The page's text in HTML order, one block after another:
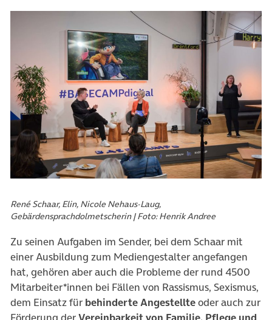
René Schaar, Elin, Nicole Nehaus-Laug,
Gebärdensprachdolmetscherin | Foto: Henrik Andree
Zu seinen Aufgaben im Sender, bei dem Schaar mit
einer Ausbildung zum Mediengestalter angefangen
hat, gehören aber auch die Probleme der rund 4500
Mitarbeiter*innen bei Fällen von Rassismus, Sexismus,
dem Einsatz für behinderte Angestellteoder auch zur